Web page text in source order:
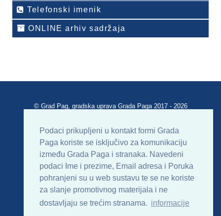
Podaci prikupljeni u kontakt formi Grada
Paga koriste se isključivo za komunikaciju
između Grada Paga i stranaka. Navedeni
podaci Ime i prezime, Email adresa i Poruka
pohranjeni su u web sustavu te se ne koriste
za slanje promotivnog materijala i ne
dostavljaju se trećim stranama. informacije
Telefonski imenik
ONLINE arhiv sadržaja
© Grad Pag, gradska uprava Grada Paga 2017 - 2026
Uvjeti korištenja Impressum
Kontakt
Sitemap
RSS